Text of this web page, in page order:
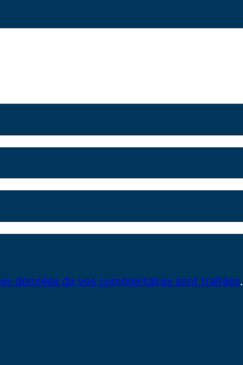
données de vos commentaires sont traitées.